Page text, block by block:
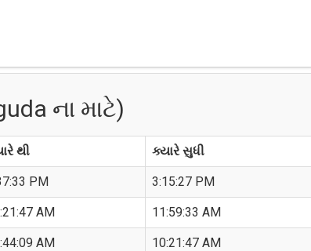
ના માટે)
થી ક્યારે સુધી
PM 3:15:27 PM
AM 11:59:33 AM
AM 10:21:47 AM